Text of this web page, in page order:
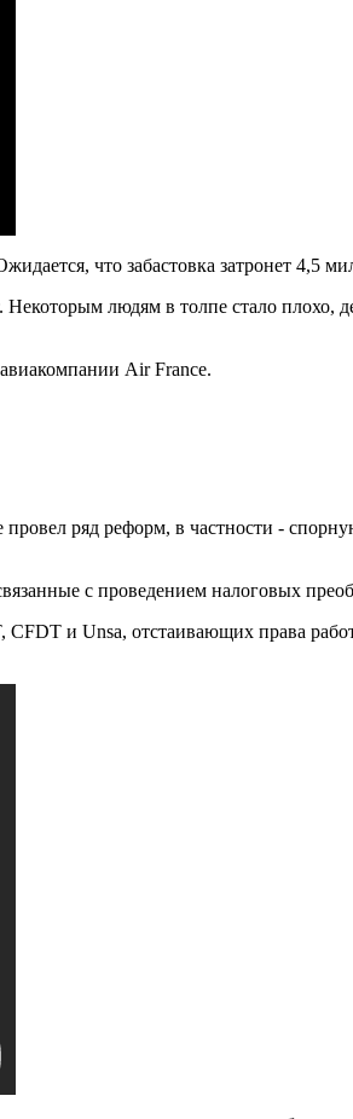
что забастовка затронет 4,5
Некоторым людям в толпе стало
авиакомпании Air France.
ряд реформ, в частности -
с проведением налоговых
и Unsa, отстаивающих права